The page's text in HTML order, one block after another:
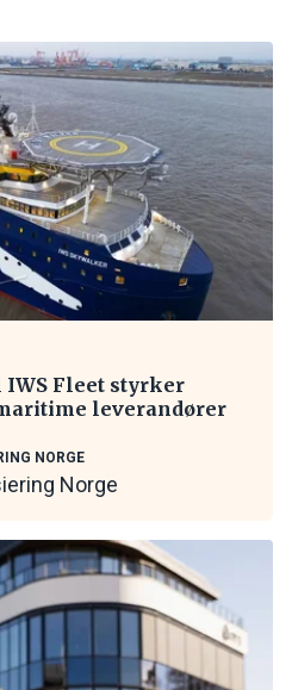
Fleet styrker
leverandører
NORGE
Norge